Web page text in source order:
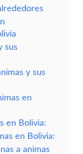
sus
y sus
en
en Bolivia:
en Bolivia:
a animas